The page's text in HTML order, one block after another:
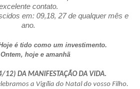
contato.
em: 09,18, 27 de qualquer mês e
ano.
é tido como um investimento.
hoje e amanhã
12) DA MANIFESTAÇÃO DA VIDA.
a Vigília do Natal do vosso Filho.